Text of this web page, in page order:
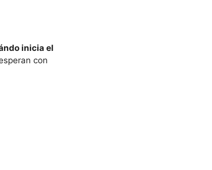
inicia el
con